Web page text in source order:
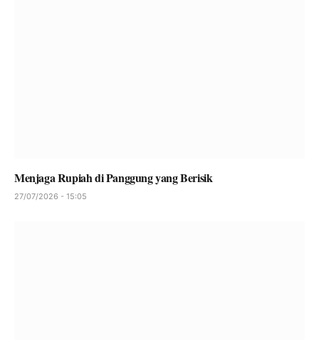
Menjaga Rupiah di Panggung yang Berisik
27/07/2026 - 15:05